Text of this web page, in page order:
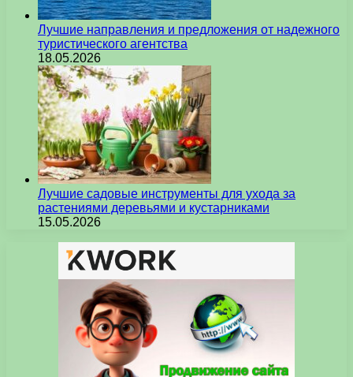
Лучшие направления и предложения от надежного
туристического агентства
18.05.2026
Лучшие садовые инструменты для ухода за
растениями деревьями и кустарниками
15.05.2026